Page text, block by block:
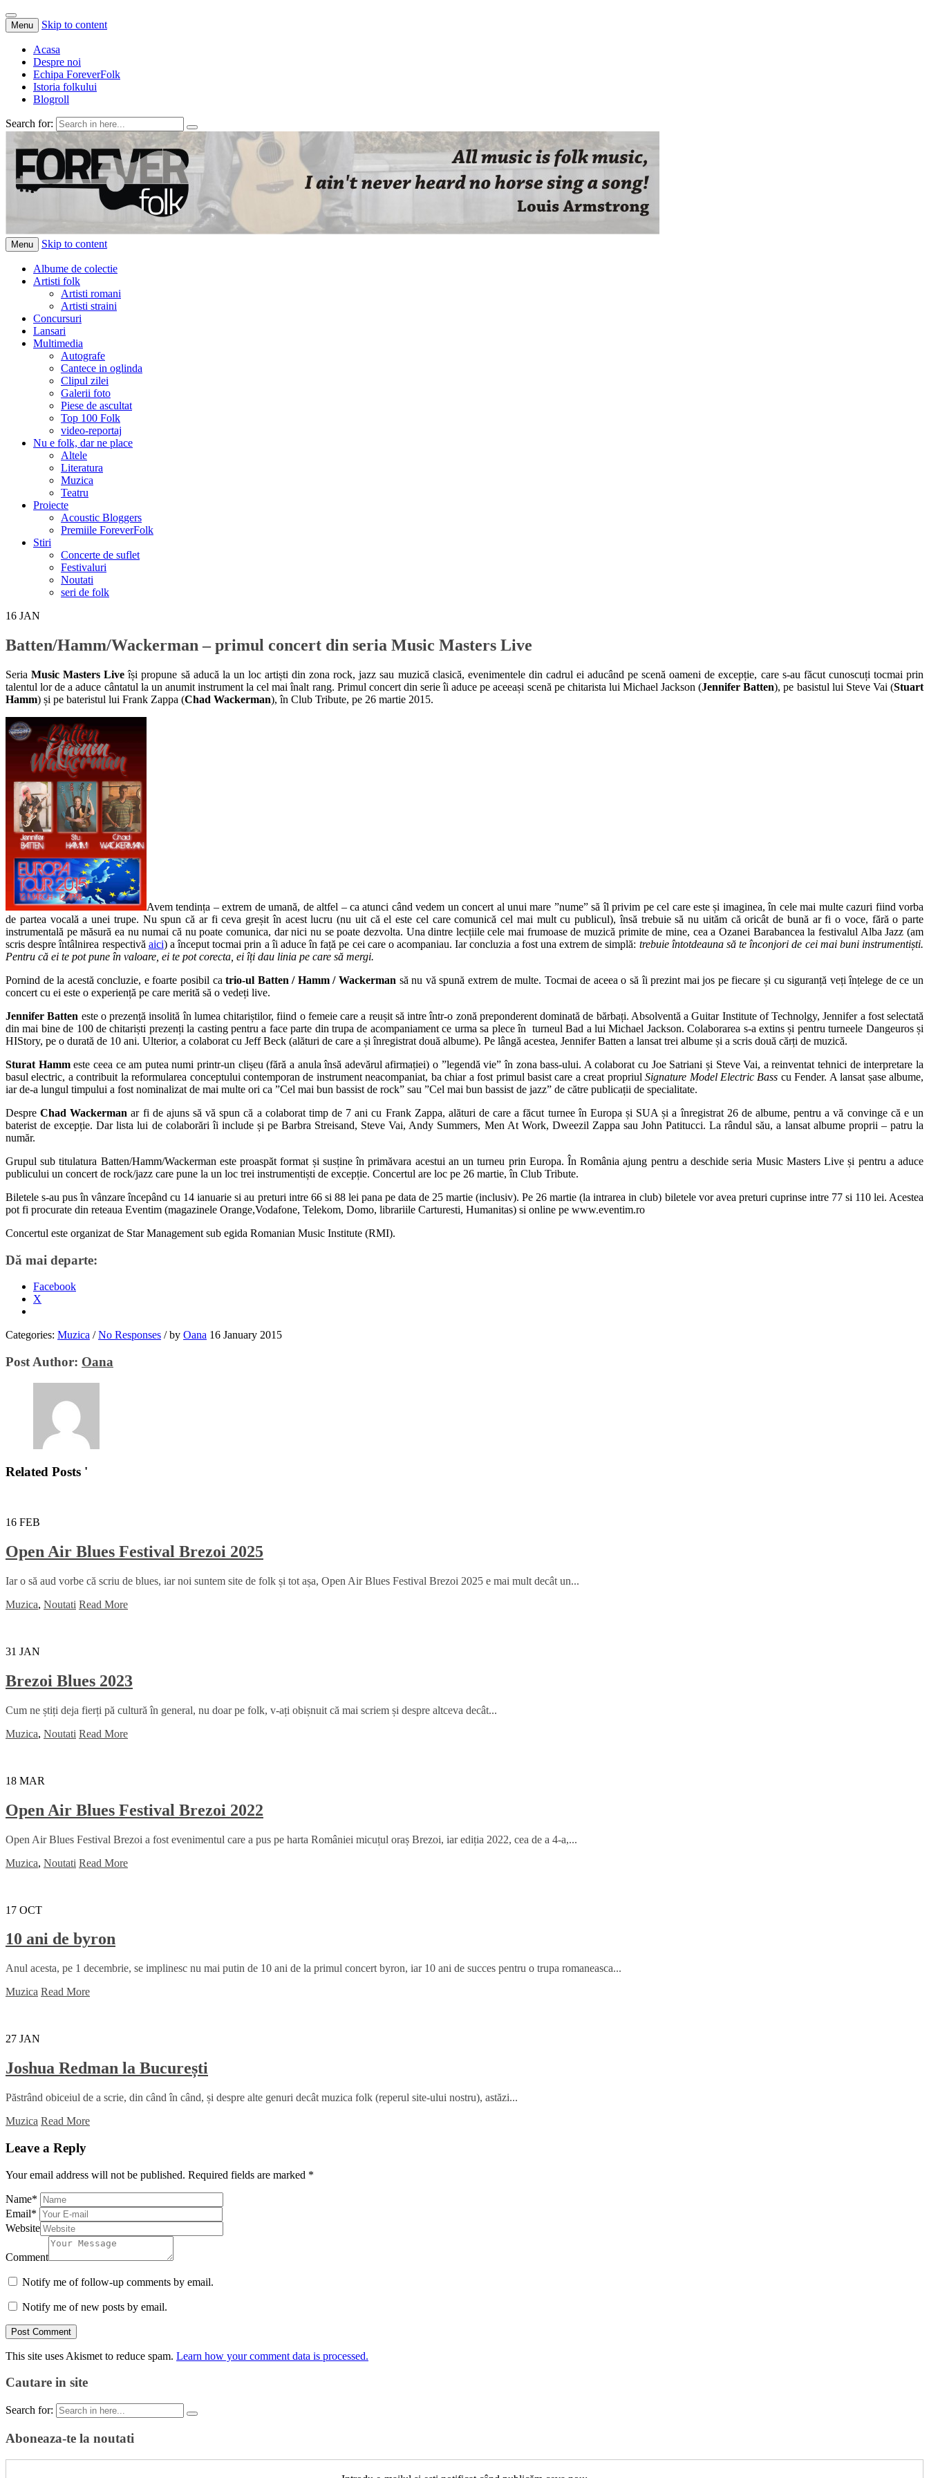
Menu Skip to content
Acasa
Despre noi
Echipa ForeverFolk
Istoria folkului
Blogroll
Search for:
ForeverFolk
Muzica sufletului tau
Menu Skip to content
Albume de colectie
Artisti folk
Artisti romani
Artisti straini
Concursuri
Lansari
Multimedia
Autografe
Cantece in oglinda
Clipul zilei
Galerii foto
Piese de ascultat
Top 100 Folk
video-reportaj
Nu e folk, dar ne place
Altele
Literatura
Muzica
Teatru
Proiecte
Acoustic Bloggers
Premiile ForeverFolk
Stiri
Concerte de suflet
Festivaluri
Noutati
seri de folk
16 JAN
Batten/Hamm/Wackerman – primul concert din seria Music Masters Live
SeriaMusic Masters Live își propune să aducă la un loc artiști din zona rock, jazz sau muzică clasică, evenimentele din cadrul ei aducând pe scenă oameni de excepție, care s-au făcut cunoscuți tocmai prin
talentul lor de a aduce cântatul la un anumit instrument la cel mai înalt rang. Primul concert din serie îi aduce pe aceeași scenă pe chitarista lui Michael Jackson (Jennifer Batten), pe basistul lui Steve Vai (Stuart
Hamm) și pe bateristul lui Frank Zappa (Chad Wackerman), în Club Tribute, pe 26 martie 2015.
Avem tendința – extrem de umană, de altfel – ca atunci când vedem un concert al unui mare ”nume” să îl privim pe cel care este și imaginea, în cele mai multe cazuri fiind vorba
de partea vocală a unei trupe. Nu spun că ar fi ceva greșit în acest lucru (nu uit că el este cel care comunică cel mai mult cu publicul), însă trebuie să nu uităm că oricât de bună ar fi o voce, fără o parte
instrumentală pe măsură ea nu numai că nu poate comunica, dar nici nu se poate dezvolta. Una dintre lecțiile cele mai frumoase de muzică primite de mine, cea a Ozanei Barabancea la festivalul Alba Jazz (am
scris despre întâlnirea respectivă aici) a început tocmai prin a îi aduce în față pe cei care o acompaniau. Iar concluzia a fost una extrem de simplă: trebuie întotdeauna să te înconjori de cei mai buni instrumentiști.
Pentru că ei te pot pune în valoare, ei te pot corecta, ei îți dau linia pe care să mergi.
Pornind de la acestă concluzie, e foarte posibil catrio-ul Batten / Hamm / Wackerman să nu vă spună extrem de multe. Tocmai de aceea o să îi prezint mai jos pe fiecare și cu siguranță veți înțelege de ce un
concert cu ei este o experiență pe care merită să o vedeți live.
Jennifer Batten este o prezență insolită în lumea chitariștilor, fiind o femeie care a reușit să intre într-o zonă preponderent dominată de bărbați. Absolventă a Guitar Institute of Technolgy, Jennifer a fost selectată
din mai bine de 100 de chitariști prezenți la casting pentru a face parte din trupa de acompaniament ce urma sa plece în turneul Bad a lui Michael Jackson. Colaborarea s-a extins și pentru turneele Dangeuros și
HIStory, pe o durată de 10 ani. Ulterior, a colaborat cu Jeff Beck (alături de care a și înregistrat două albume). Pe lângă acestea, Jennifer Batten a lansat trei albume și a scris două cărți de muzică.
Sturat Hammeste ceea ce am putea numi printr-un clișeu (fără a anula însă adevărul afirmației) o ”legendă vie” în zona bass-ului. A colaborat cu Joe Satriani și Steve Vai, a reinventat tehnici de interpretare la
basul electric, a contribuit la reformularea conceptului contemporan de instrument neacompaniat, ba chiar a fost primul basist care a creat propriulSignature Model Electric Bass cu Fender. A lansat șase albume,
iar de-a lungul timpului a fost nominalizat de mai multe ori ca ”Cel mai bun bassist de rock” sau ”Cel mai bun bassist de jazz” de către publicații de specialitate.
DespreChad Wackerman ar fi de ajuns să vă spun că a colaborat timp de 7 ani cu Frank Zappa, alături de care a făcut turnee în Europa și SUA și a înregistrat 26 de albume, pentru a vă convinge că e un
baterist de excepție. Dar lista lui de colaborări îi include și pe Barbra Streisand, Steve Vai, Andy Summers, Men At Work, Dweezil Zappa sau John Patitucci. La rândul său, a lansat albume proprii – patru la
număr.
Grupul sub titulatura Batten/Hamm/Wackerman este proaspăt format și susține în primăvara acestui an un turneu prin Europa. În România ajung pentru a deschide seria Music Masters Live și pentru a aduce
publicului un concert de rock/jazz care pune la un loc trei instrumentiști de excepție. Concertul are loc pe 26 martie, în Club Tribute.
Biletele s-au pus în vânzare începând cu 14 ianuarie si au preturi intre 66 si 88 lei pana pe data de 25 martie (inclusiv). Pe 26 martie (la intrarea in club) biletele vor avea preturi cuprinse intre 77 si 110 lei. Acestea
pot fi procurate din reteaua Eventim (magazinele Orange,Vodafone, Telekom, Domo, librariile Carturesti, Humanitas) si online pe www.eventim.ro
Concertul este organizat de Star Management sub egida Romanian Music Institute (RMI).
Dă mai departe:
Facebook
X
Categories: Muzica / No Responses /by Oana 16 January 2015
Post Author: Oana
Related Posts '
16 FEB
Open Air Blues Festival Brezoi 2025
Iar o să aud vorbe că scriu de blues, iar noi suntem site de folk și tot așa, Open Air Blues Festival Brezoi 2025 e mai mult decât un...
Muzica, Noutati Read More
31 JAN
Brezoi Blues 2023
Cum ne știți deja fierți pă cultură în general, nu doar pe folk, v-ați obișnuit că mai scriem și despre altceva decât...
Muzica, Noutati Read More
18 MAR
Open Air Blues Festival Brezoi 2022
Open Air Blues Festival Brezoi a fost evenimentul care a pus pe harta României micuțul oraș Brezoi, iar ediția 2022, cea de a 4-a,...
Muzica, Noutati Read More
17 OCT
10 ani de byron
Anul acesta, pe 1 decembrie, se implinesc nu mai putin de 10 ani de la primul concert byron, iar 10 ani de succes pentru o trupa romaneasca...
Muzica Read More
27 JAN
Joshua Redman la București
Păstrând obiceiul de a scrie, din când în când, și despre alte genuri decât muzica folk (reperul site-ului nostru), astăzi...
Muzica Read More
Leave a Reply
Your email address will not be published. Required fields are marked *
Name*
Email*
Website
Comment
Notify me of follow-up comments by email.
Notify me of new posts by email.
This site uses Akismet to reduce spam. Learn how your comment data is processed.
Cautare in site
Search for:
Aboneaza-te la noutati